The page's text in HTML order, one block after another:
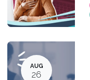
AUG
26